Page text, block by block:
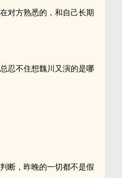
对方熟悉的，和自己长期
忍不住想魏川又演的是哪
断，昨晚的一切都不是假